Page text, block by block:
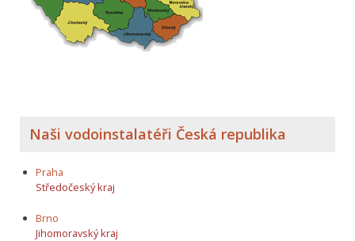
Naši vodoinstalatéři Česká republika
Praha
Středočeský kraj
Brno
Jihomoravský kraj